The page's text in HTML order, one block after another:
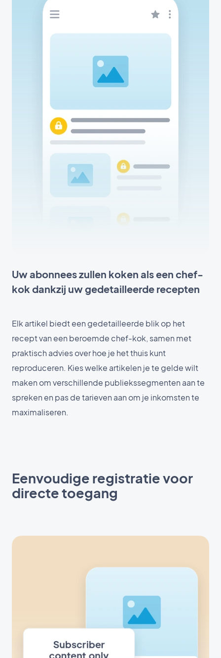
Uw abonnees zullen koken als een chef-
kok dankzij uw gedetailleerde recepten
Elk artikel biedt een gedetailleerde blik op het
recept van een beroemde chef-kok, samen met
praktisch advies over hoe je het thuis kunt
reproduceren. Kies welke artikelen je te gelde wilt
maken om verschillende publiekssegmenten aan te
spreken en pas de tarieven aan om je inkomsten te
maximaliseren.
Eenvoudige registratie voor
directe toegang